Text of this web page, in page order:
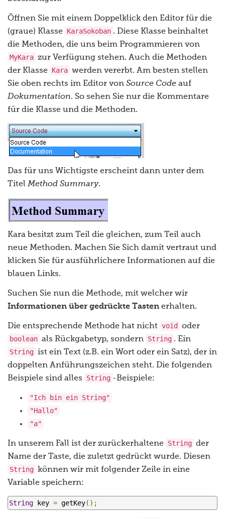
Öffnen Sie mit einem Doppelklick den Editor für die
(graue) Klasse KaraSokoban . Diese Klasse beinhaltet
die Methoden, die uns beim Programmieren von
MyKara zur Verfügung stehen. Auch die Methoden
der Klasse Kara werden vererbt. Am besten stellen
Sie oben rechts im Editor von Source Code auf
Dokumentation. So sehen Sie nur die Kommentare
für die Klasse und die Methoden.
Das für uns Wichtigste erscheint dann unter dem
TitelMethod Summary.
Kara besitzt zum Teil die gleichen, zum Teil auch
neue Methoden. Machen Sie Sich damit vertraut und
klicken Sie für ausführlichere Informationen auf die
blauen Links.
Suchen Sie nun die Methode, mit welcher wir
Informationen über gedrückte Tasten erhalten.
Die entsprechende Methode hat nicht void
oder
boolean als Rückgabetyp, sondern String . Ein
String ist ein Text (z.B. ein Wort oder ein Satz), der in
doppelten Anführungszeichen steht. Die folgenden
Beispiele sind alles
String -Beispiele:
"Ich bin ein String"
"Hallo"
"a"
In unserem Fall ist der zurückerhaltene String der
Name der Taste, die zuletzt gedrückt wurde. Diesen
String können wir mit folgender Zeile in eine
Variable speichern:
String key = getKey();